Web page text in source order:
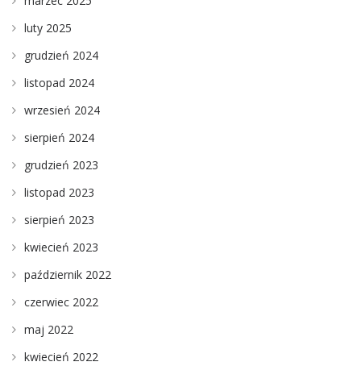
luty 2025
grudzień 2024
listopad 2024
wrzesień 2024
sierpień 2024
grudzień 2023
listopad 2023
sierpień 2023
kwiecień 2023
październik 2022
czerwiec 2022
maj 2022
kwiecień 2022